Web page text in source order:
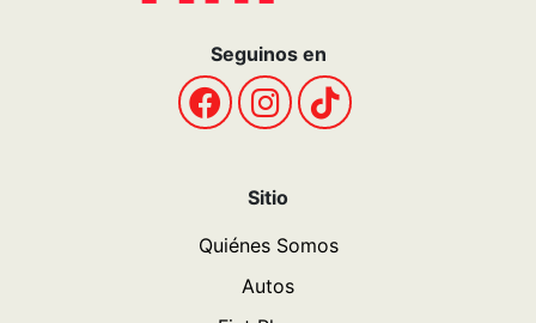
Seguinos en
Sitio
Quiénes Somos
Autos